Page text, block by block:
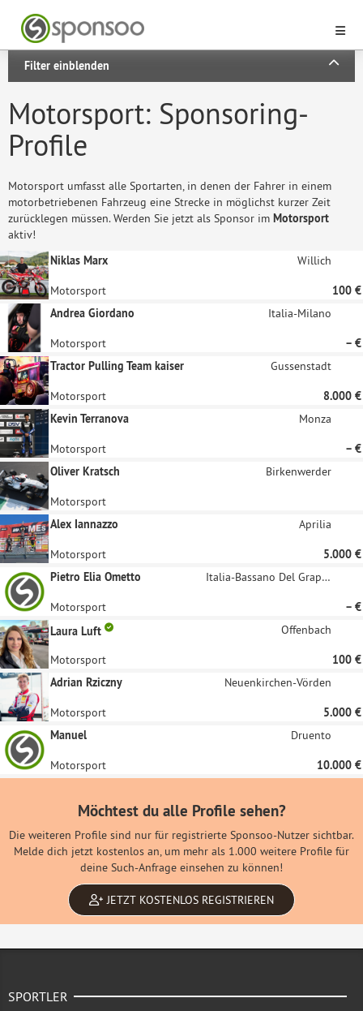
Filter einblenden
Motorsport: Sponsoring-
Profile
Motorsport umfasst alle Sportarten, in denen der Fahrer in einem
motorbetriebenen Fahrzeug eine Strecke in möglichst kurzer Zeit
zurücklegen müssen. Werden Sie jetzt als Sponsor im Motorsport
aktiv!
Niklas Marx
Willich
Motorsport
100 €
Andrea Giordano
Italia-Milano
Motorsport
– €
Tractor Pulling Team kaiser
Gussenstadt
Motorsport
8.000 €
Kevin Terranova
Monza
Motorsport
– €
Oliver Kratsch
Birkenwerder
Motorsport
Alex Iannazzo
Aprilia
Motorsport
5.000 €
Pietro Elia Ometto
Italia-Bassano Del Grappa
Motorsport
– €
Laura Luft
Offenbach
Motorsport
100 €
Adrian Rziczny
Neuenkirchen-Vörden
Motorsport
5.000 €
Manuel
Druento
Motorsport 10.000 €
Möchtest du alle Profile sehen?
Die weiteren Profile sind nur für registrierte Sponsoo-Nutzer sichtbar.
Melde dich jetzt kostenlos an, um mehr als 1.000 weitere Profile für
deine Such-Anfrage einsehen zu können!
JETZT KOSTENLOS REGISTRIEREN
SPORTLER